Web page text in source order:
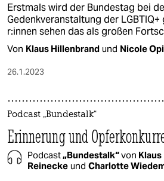
Erstmals wird der Bundestag bei
Gedenkveranstaltung der
r:in­nen sehen das als großen
Von Klaus Hillenbrand und Nicole
26.1.2023
Podcast „Bundestalk“
Erinnerung und
Podcast„Bundestalk“von
Reinecke und Charlotte